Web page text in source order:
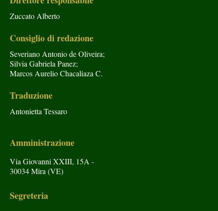
Zuccato Alberto
Consiglio di redazione
Severiano Antonio de Oliveira;
Silvia Gabriela Panez;
Marcos Aurelio Chacaliaza C.
Traduzione
Antonietta Tessaro
Amministrazione
Via Giovanni XXIII, 15A -
30034 Mira (VE)
Segreteria